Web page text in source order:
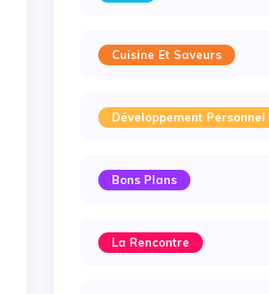
Cuisine Et Saveurs
Développement Personnel
Bons Plans
La Rencontre